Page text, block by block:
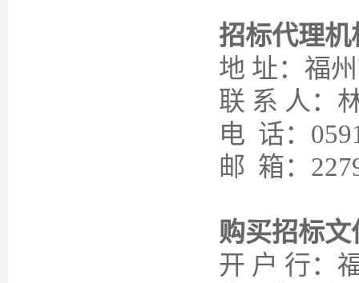
招标代理
地 址：福
联 系 人：
电 话：
邮 箱：
购买招标
开 户 行：